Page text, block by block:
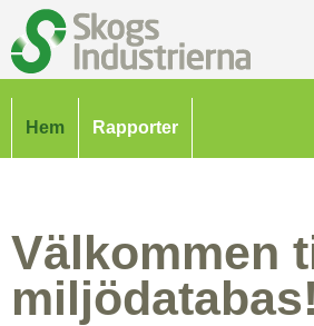
Hem Rapporter
Välkommen
miljödatabas!